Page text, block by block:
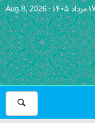
Aug 8, 2026